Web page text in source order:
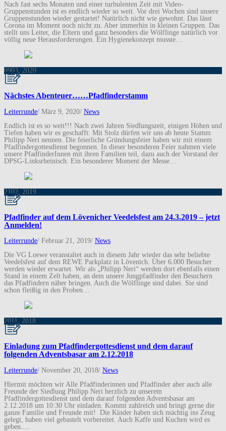
Nach fast sechs Monaten und einer turbulenten Zeit mit Video-
Gruppenstunden ist es endlich wieder so weit. Vor drei Wochen sind unsere
Gruppenstunden wieder gestartet! Natürlich nicht wie gewohnt. Das lässt
Corona im Moment noch nicht zu. Aber immerhin in kleinen Gruppen. Das
stellt uns Leiter, die Eltern und ganz besonders die Wölflinge natürlich vor
völlig neue Herausforderungen. Ein Hygienekonzept musste…
0903, 2020
Nächstes Abenteuer……Pfadfinderstamm
Leiterrunde/ März 9, 2020/ News
Endlich ist es so weit!!! Nach zwei Jahren Siedlungszeit, einigen Höhen und
Tiefen haben wir es geschafft: Mit Stolz dürfen wir uns ab heute Stamm
Philipp Neri nennen. Die feierliche Gründungsfeier haben wir mit einem
Pfadfindergottesdienst begonnen. In dieser besonderen Feier nahmen viele
unsere PfadfinderInnen mit ihren Familien teil, dazu auch der Vorstand der
DPSG-Linksrheinisch. Ein besonderer Moment der Messe…
2102, 2019
Pfadfinder auf dem Lövenicher Veedelsfest am 24.3.2019 – jetzt
Anmelden!
Leiterrunde/ Februar 21, 2019/ News
Die VG Loewe veranstaltet auch in diesem Jahr wieder das sehr beliebte
Veedelsfest auf dem REWE Parkplatz in Lövenich. Über 6.000 Besucher
werden wieder erwartet. Wir als „Philipp Neri“ werden dort ebenfalls einen
Stand in einem Zelt haben, an dem unsere Jungpfadfinder den Besuchern
das Pfadfindern näher bringen. Auch die Wölflinge sind dabei. Sie sind
schon fleißig in den Proben…
2011, 2018
Einladung zum Pfadfindergottesdienst und dem darauf
folgenden Adventsbasar am 2.12.2018
Leiterrunde/ November 20, 2018/ News
Hiermit möchten wir Alle Pfadfinderinnen und Pfadfinder aber auch alle
Freunde der Siedlung Philipp Neri herzlich zu unserem
Pfadfindergottesdienst und dem darauf folgenden Adventsbasar am
2.12.2018 um 10:30 Uhr einladen. Kommt zahlreich und bringt gerne die
ganze Familie und Freunde mit! Die Kinder haben sich mächtig ins Zeug
gelegt, haben viel gebastelt vorbereitet. Auch Kaffe und Kuchen wird es
geben.…